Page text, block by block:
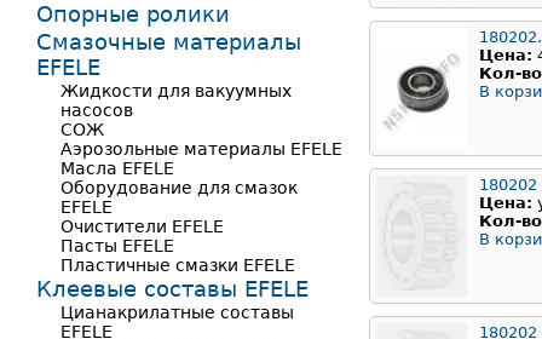
Цена:
Кол-
В
180202
Цена:
Кол-
В
180202
Опорные ролики
Смазочные материалы
EFELE
Жидкости для вакуумных
насосов
СОЖ
Аэрозольные материалы EFELE
Масла EFELE
Оборудование для смазок
EFELE
Очистители EFELE
Пасты EFELE
Пластичные смазки EFELE
Клеевые составы EFELE
Цианакрилатные составы
EFELE